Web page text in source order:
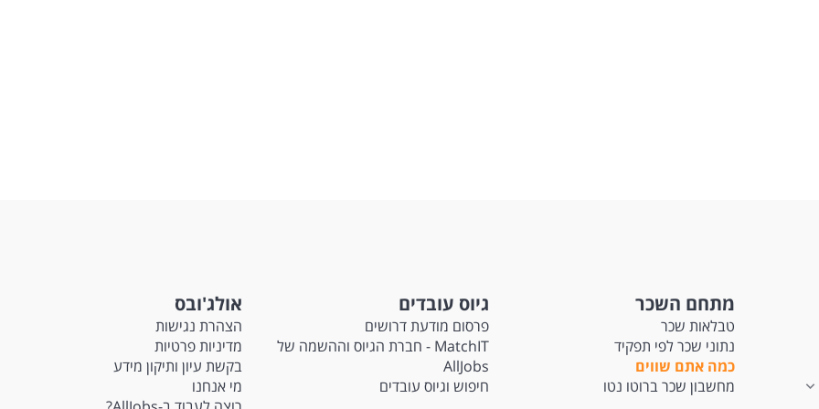
מתחם השכר
טבלאות שכר
נתוני שכר לפי תפקיד
כמה אתם שווים
מחשבון שכר ברוטו נטו
גיוס עובדים
פרסום מודעת דרושים
MatchIT - חברת הגיוס וההשמה של
AllJobs
חיפוש וגיוס עובדים
אולג'ובס
הצהרת נגישות
מדיניות פרטיות
בקשת עיון ותיקון מידע
מי אנחנו